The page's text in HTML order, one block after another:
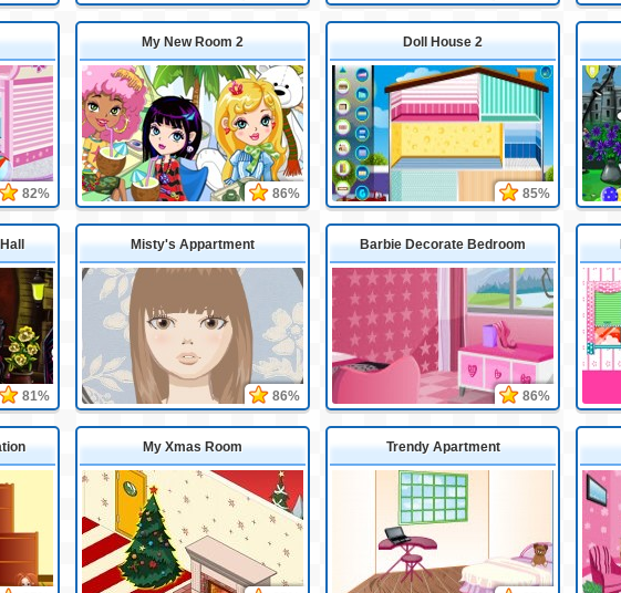
82%
My New Room 2
86%
Doll House 2
85%
81%
Misty's Appartment
86%
Barbie Decorate Bedroom
86%
My Xmas Room Trendy Apartment